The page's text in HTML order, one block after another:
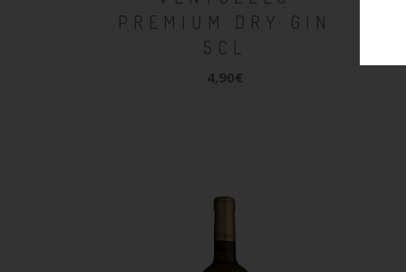
PREMIUM DRY GIN
5CL
4,90€